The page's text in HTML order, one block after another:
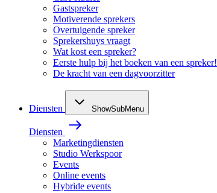
Gastspreker
Motiverende sprekers
Overtuigende spreker
Sprekershuys vraagt
Wat kost een spreker?
Eerste hulp bij het boeken van een spreker!
De kracht van een dagvoorzitter
Diensten ShowSubMenu
Diensten
Marketingdiensten
Studio Werkspoor
Events
Online events
Hybride events